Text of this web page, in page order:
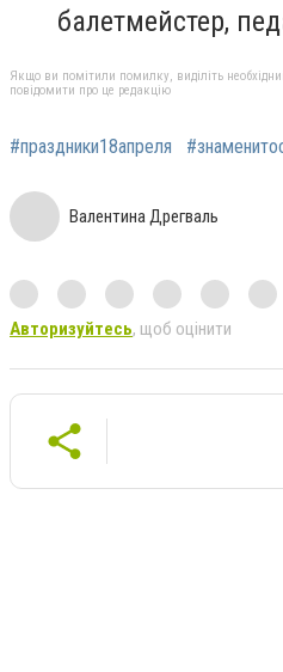
балетмейстер,
Якщо ви помітили помилку, виділіть
повідомити про це редакцію
#праздники18апреля
Валентина Дрегваль
Авторизуйтесь, щоб оцінити